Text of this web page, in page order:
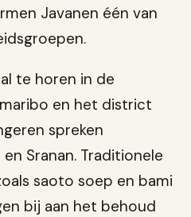
Javanen één van
te horen in de
en het district
spreken
Sranan. Traditionele
saoto soep en bami
bij aan het behoud